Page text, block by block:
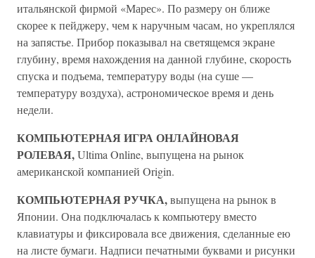
итальянской фирмой «Марес». По размеру он ближе
скорее к пейджеру, чем к наручным часам, но укреплялся
на запястье. Прибор показывал на светящемся экране
глубину, время нахождения на данной глубине, скорость
спуска и подъема, температуру воды (на суше —
температуру воздуха), астрономическое время и день
недели.
КОМПЬЮТЕРНАЯ ИГРА ОНЛАЙНОВАЯ
РОЛЕВАЯ,Ultima Online, выпущена на рынок
американской компанией Origin.
КОМПЬЮТЕРНАЯ РУЧКА,выпущена на рынок в
Японии. Она подключалась к компьютеру вместо
клавиатуры и фиксировала все движения, сделанные ею
на листе бумаги. Надписи печатными буквами и рисунки